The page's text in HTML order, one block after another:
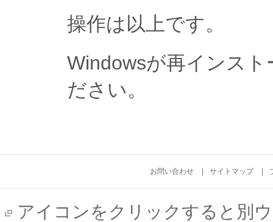
操作は以上です。
Windowsが再インス
ださい。
お問い合わせ サイトマップ
アイコンをクリックすると別